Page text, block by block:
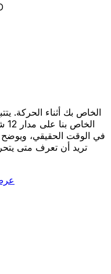
في الوقت الحقيقي،
تريد أن تعرف متى